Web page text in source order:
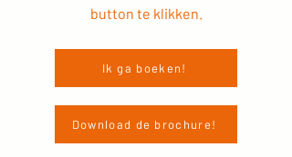
button te klikken.
Ik ga boeken!
Download de brochure!